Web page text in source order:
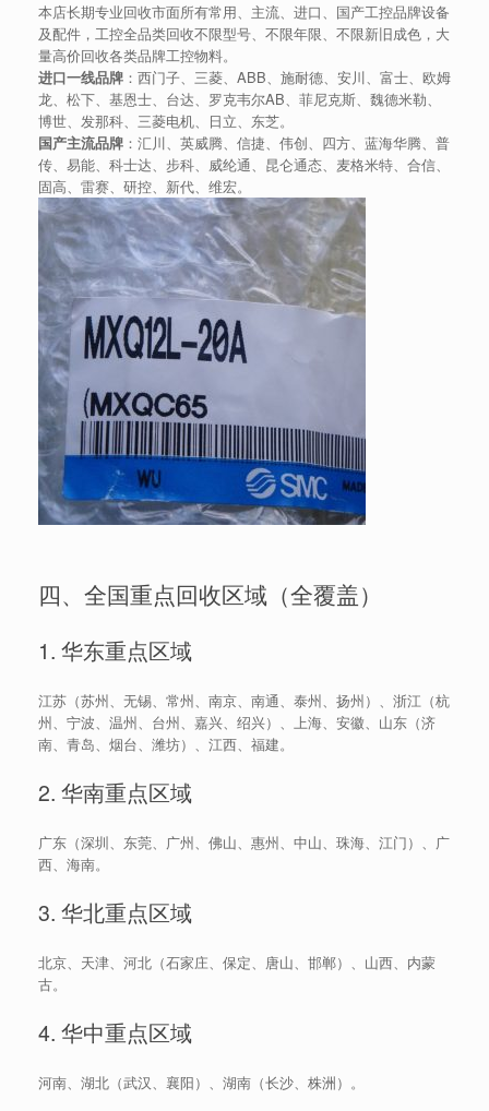
本店长期专业回收市面所有常用、主流、进口、国产工控品牌设备
及配件，工控全品类回收不限型号、不限年限、不限新旧成色，大
量高价回收各类品牌工控物料。
进口一线品牌 ：西门子、三菱、ABB、施耐德、安川、富士、欧姆
龙、松下、基恩士、台达、罗克韦尔AB、菲尼克斯、魏德米勒、
博世、发那科、三菱电机、日立、东芝。
国产主流品牌 ：汇川、英威腾、信捷、伟创、四方、蓝海华腾、普
传、易能、科士达、步科、威纶通、昆仑通态、麦格米特、合信、
固高、雷赛、研控、新代、维宏。
四、全国重点回收区域（全覆盖）
1. 华东重点区域
江苏（苏州、无锡、常州、南京、南通、泰州、扬州）、浙江（杭
州、宁波、温州、台州、嘉兴、绍兴）、上海、安徽、山东（济
南、青岛、烟台、潍坊）、江西、福建。
2. 华南重点区域
广东（深圳、东莞、广州、佛山、惠州、中山、珠海、江门）、广
西、海南。
3. 华北重点区域
北京、天津、河北（石家庄、保定、唐山、邯郸）、山西、内蒙
古。
4. 华中重点区域
河南、湖北（武汉、襄阳）、湖南（长沙、株洲）。